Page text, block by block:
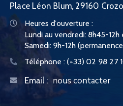
Place Léon Blum, 29160
Heures d'ouverture :
Lundi au vendredi: 8h45-
Samedi: 9h-12h
Téléphone : (+33) 02 98 27
Email : nous contacter